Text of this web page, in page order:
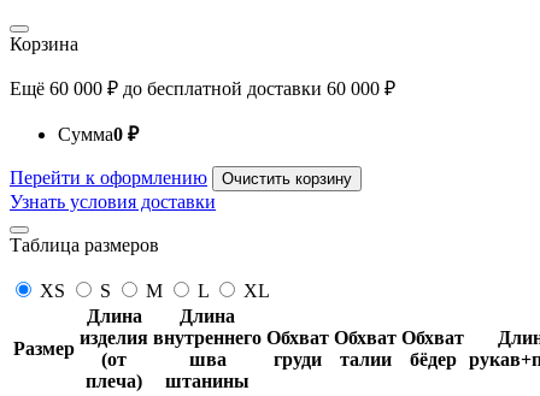
Корзина
Ещё 60 000 ₽ до бесплатной доставки 60 000 ₽
Сумма0 ₽
Перейти к оформлению Очистить корзину
Узнать условия доставки
Таблица размеров
XS S M L XL
Размер
Длина
изделия
(от
плеча)
Длина
внутреннего
шва
штанины
Обхват
груди
Обхват
талии
Обхват
бёдер